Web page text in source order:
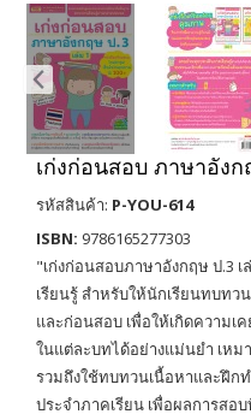
เก่งก่อนสอบ ภาษาอังก
รหัสสินค้า: P-YOU-614
ISBN: 9786165277303
"เก่งก่อนสอบภาษาอังกฤษ ป.3
เรียนรู้ สำหรับให้นักเรียนทบท
และก่อนสอบ เพื่อให้เกิดความเ
ในแต่ละบทได้อย่างแม่นยำ เหม
รวมถึงใช้ทบทวนเนื้อหาและฝึ
ประจำภาคเรียน เพื่อผลการส